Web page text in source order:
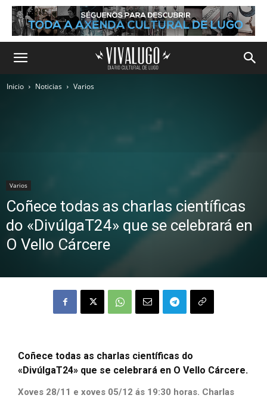
Inicio Noticias Varios
Varios
Coñece todas as charlas científicas
do «DivúlgaT24» que se celebrará en
O Vello Cárcere
Coñece todas as charlas científicas do
«DivúlgaT24» que se celebrará en O Vello Cárcere.
Xoves 28/11 e xoves 05/12 ás 19:30 horas. Charlas